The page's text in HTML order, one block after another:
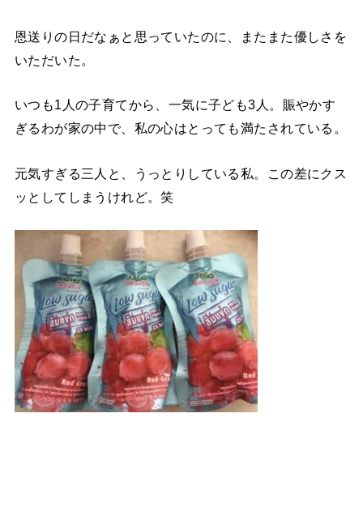
恩送りの日だなぁと思っていたのに、またまた優しさを
いただいた。
いつも1人の子育てから、一気に子ども3人。賑やかす
ぎるわが家の中で、私の心はとっても満たされている。
元気すぎる三人と、うっとりしている私。この差にクス
ッとしてしまうけれど。笑